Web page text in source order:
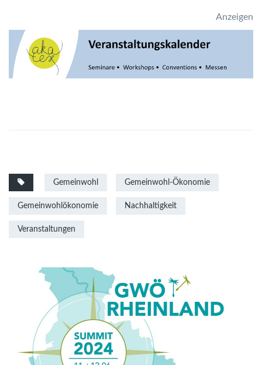
Anzeigen
Gemeinwohl Gemeinwohl-Ökonomie
Gemeinwohlökonomie Nachhaltigkeit
Veranstaltungen